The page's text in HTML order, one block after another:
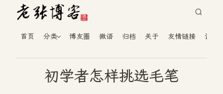
首页 分类 博友圈 微语 归档 关于 友情链接 读者
初学者怎样挑选毛笔